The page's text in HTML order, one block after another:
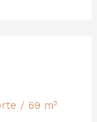
/ 69 m²